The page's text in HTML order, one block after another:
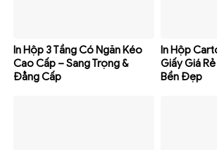
In Hộp 3 Tầng Có Ngăn Kéo
Cao Cấp – Sang Trọng &
Đẳng Cấp
In Hộp
Giấy Giá
Bền Đẹp